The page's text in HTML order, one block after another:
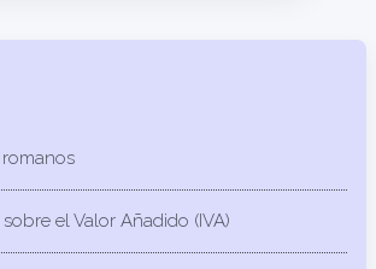
sobre el Valor Añadido (IVA)